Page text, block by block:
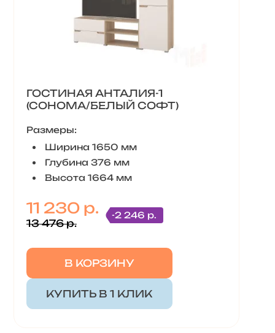
ГОСТИНАЯ АНТАЛИЯ-1
(СОНОМА/БЕЛЫЙ СОФТ)
Размеры:
Ширина 1650 мм
Глубина 376 мм
Высота 1664 мм
11 230 р.
13 476 р.
-2 246 р.
В КОРЗИНУ
КУПИТЬ В 1 КЛИК